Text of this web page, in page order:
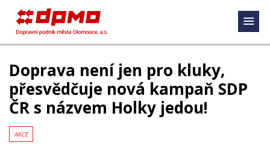
Doprava není jen pro kluky,
přesvědčuje nová kampaň SDP
ČR s názvem Holky jedou!
AKCE